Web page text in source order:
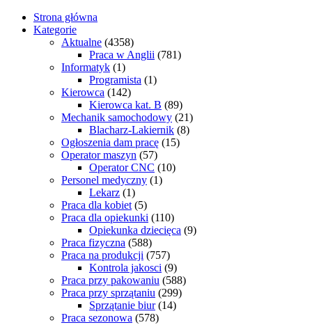
Strona główna
Kategorie
Aktualne (4358)
Praca w Anglii (781)
Informatyk (1)
Programista (1)
Kierowca (142)
Kierowca kat. B (89)
Mechanik samochodowy (21)
Blacharz-Lakiernik (8)
Ogłoszenia dam pracę (15)
Operator maszyn (57)
Operator CNC (10)
Personel medyczny (1)
Lekarz (1)
Praca dla kobiet (5)
Praca dla opiekunki (110)
Opiekunka dziecięca (9)
Praca fizyczna (588)
Praca na produkcji (757)
Kontrola jakosci (9)
Praca przy pakowaniu (588)
Praca przy sprzątaniu (299)
Sprzątanie biur (14)
Praca sezonowa (578)